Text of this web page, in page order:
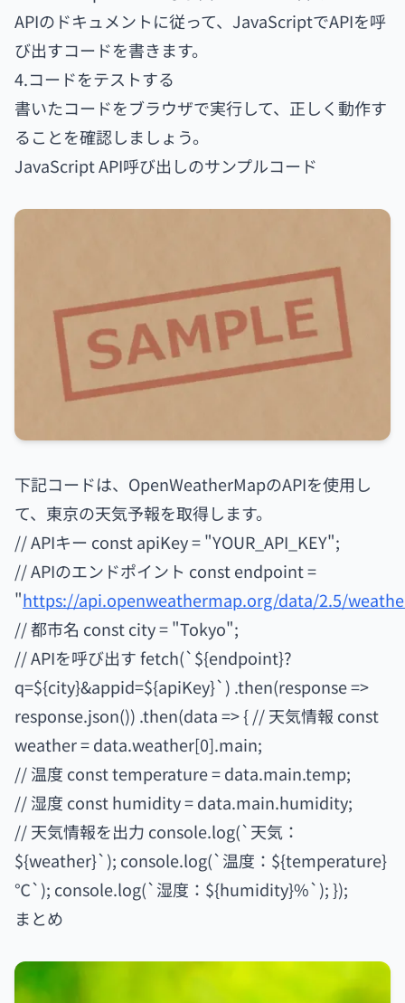
APIのドキュメントに従って、JavaScriptでAPIを呼
び出すコードを書きます。
4.コードをテストする
書いたコードをブラウザで実行して、正しく動作す
ることを確認しましょう。
JavaScript API呼び出しのサンプルコード
下記コードは、OpenWeatherMapのAPIを使用し
て、東京の天気予報を取得します。
// APIキー const apiKey = "YOUR_API_KEY";
// APIのエンドポイント const endpoint =
"https://api.openweathermap.org/data/2.5/
// 都市名 const city = "Tokyo";
// APIを呼び出す fetch(`${endpoint}?
q=${city}&appid=${apiKey}`) .then(response =>
response.json()) .then(data => { // 天気情報 const
weather = data.weather[0].main;
// 温度 const temperature = data.main.temp;
// 湿度 const humidity = data.main.humidity;
// 天気情報を出力 console.log(`天気：
${weather}`); console.log(`温度：${temperature}
℃`); console.log(`湿度：${humidity}%`); });
まとめ